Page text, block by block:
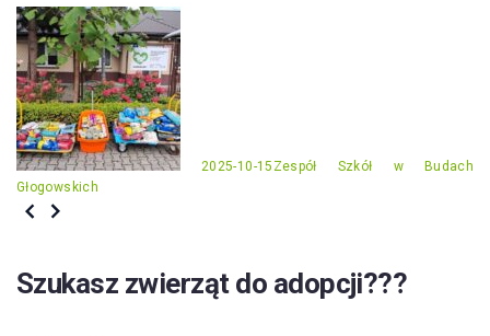
2025-10-15 Zespół Szkół w Budach
Głogowskich
Szukasz zwierząt do adopcji???